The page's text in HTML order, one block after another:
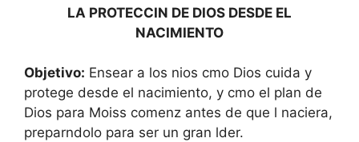
LA PROTECCIN DE DIOS DESDE EL
NACIMIENTO
Objetivo: Ensear a los nios cmo Dios cuida y
protege desde el nacimiento, y cmo el plan de
Dios para Moiss comenz antes de que l naciera,
preparndolo para ser un gran lder.